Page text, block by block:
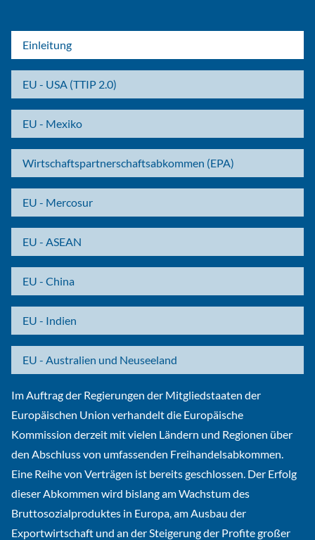
Einleitung
EU - USA (TTIP 2.0)
EU - Mexiko
Wirtschaftspartnerschaftsabkommen (EPA)
EU - Mercosur
EU - ASEAN
EU - China
EU - Indien
EU - Australien und Neuseeland
Im Auftrag der Regierungen der Mitgliedstaaten der
Europäischen Union verhandelt die Europäische
Kommission derzeit mit vielen Ländern und Regionen über
den Abschluss von umfassenden Freihandelsabkommen.
Eine Reihe von Verträgen ist bereits geschlossen. Der Erfolg
dieser Abkommen wird bislang am Wachstum des
Bruttosozialproduktes in Europa, am Ausbau der
Exportwirtschaft und an der Steigerung der Profite großer